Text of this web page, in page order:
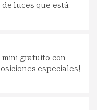
luces que está
mini gratuito con
especiales!